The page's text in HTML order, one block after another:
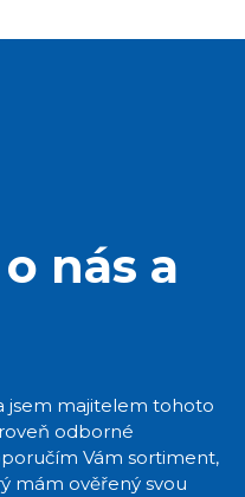
nás a
jsem majitelem tohoto
odborné
Vám sortiment,
mám ověřený svou